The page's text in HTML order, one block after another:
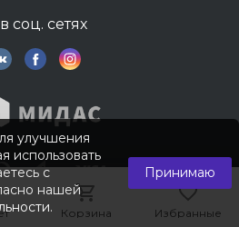
Корзина Избранные
Корзина Избранные
соц. сетях
Все права защищены.
улучшения
использовать
с
нашей
.
Принимаю